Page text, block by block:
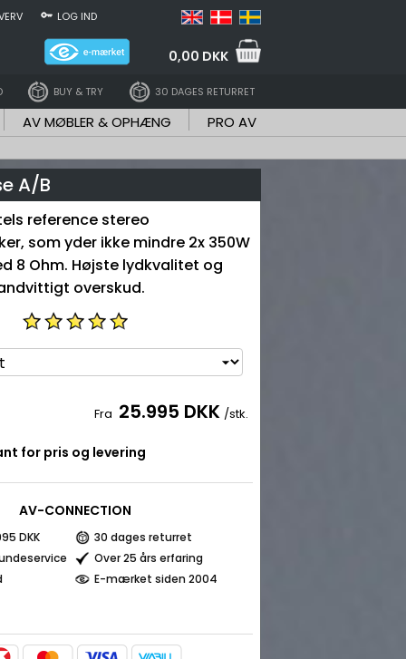
LOG IND
0,00 DKK
BUY & TRY 30 DAGES RETURRET
AV MØBLER & OPHÆNG PRO AV
A/B
reference stereo
som yder ikke mindre 2x 350W
8 Ohm. Højste lydkvalitet og
overskud.
Fra 25.995 DKK /stk.
for pris og levering
AV-CONNECTION
DKK
30 dages returret
Over 25 års erfaring
E-mærket siden 2004